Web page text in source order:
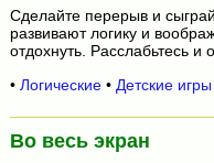
Сделайте перерыв и
развивают логику и
отдохнуть. Расслабьтесь и
• Логические• Детские игры
Во весь экран